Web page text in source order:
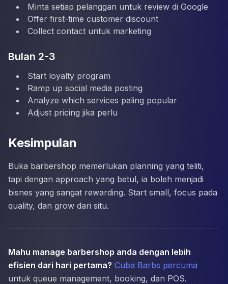
Minta setiap pelanggan untuk review di Google
Offer first-time customer discount
Collect contact untuk marketing
Bulan 2-3
Start loyalty program
Ramp up social media posting
Analyze which services paling popular
Adjust pricing jika perlu
Kesimpulan
Buka barbershop memerlukan planning yang teliti,
tapi dengan approach yang betul, ia boleh menjadi
bisnes yang sangat rewarding. Start small, focus pada
quality, dan grow dari situ.
Mahu manage barbershop anda dengan lebih
efisien dari hari pertama? Cuba Barbs percuma
untuk queue management, booking, dan POS.